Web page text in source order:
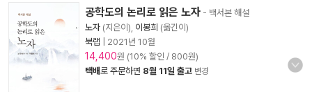
공학도의 논리로 읽은 노자 - 백서본 해설
노자 (지은이), 이봉희 (옮긴이)
북랩
2021년 10월
14,400원 (10% 할인 / 800원)
택배로 주문하면 8월 11일 출고 변경